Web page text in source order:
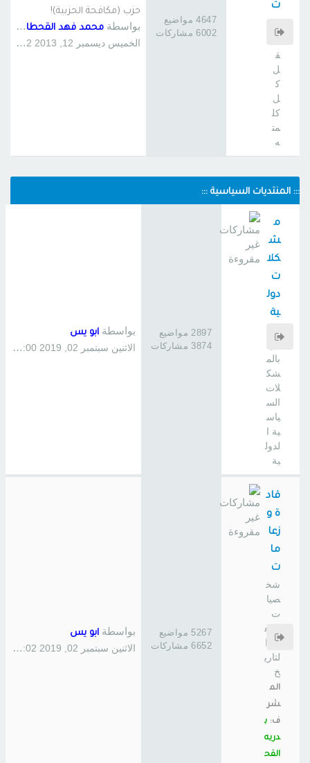
ت
ق
ل
ك
ل
كل
مت
ه
4647 مواضيع
6002 مشاركات
حزب (مكافحة الحزبية)!
بواسطة محمد فهد القحطاني 6
الخميس ديسمبر 12, 2013 1:22 am
::: المنتديات السياسية :::
م
ش
كلا
ت
دول
ية
بالم
شك
لات
الس
ياس
ية ا
لدول
ية
2897 مواضيع
3874 مشاركات
بواسطة ابو يس
الاثنين سبتمبر 02, 2019 1:00 pm
قاد
ة و
زعا
ما
ت
شخ
صيا
ت
صنع
ت ا
لتاري
خ
الم
شر
ف: ب
دريه
القح
5267 مواضيع
6652 مشاركات
بواسطة ابو يس
الاثنين سبتمبر 02, 2019 1:02 pm